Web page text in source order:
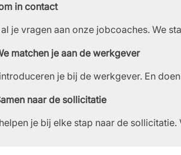
in contact
al je vragen aan onze jobcoaches. We
matchen je aan de werkgever
je bij de werkgever. En
naar de sollicitatie
je bij elke stap naar de